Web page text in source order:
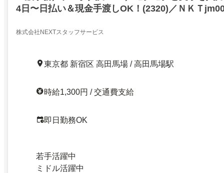
4日〜日払い＆現金手渡しOK！(2320)／ＮＫＴ
株式会社NEXTスタッフサービス
東京都 新宿区 高田馬場 / 高田馬場駅
時給1,300円 / 交通費支給
即日勤務OK
若手活躍中
ミドル活躍中